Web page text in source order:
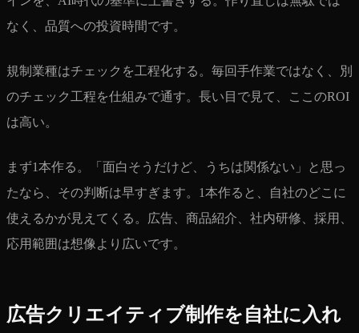
なく、品質への投資時間です。
規制業種はチェックを工程化する。毎回手作業ではなく、別
のチェック工程を仕組みで通す。長い目で見て、ここのROI
は高い。
まず1本作る。「面白そうだけど、うちは関係ない」と思っ
たなら、その判断は早すぎます。1本作ると、自社のどこに
使えるかが見えてくる。広告、商品紹介、社内研修、採用、
応用範囲は想像より広いです。
広告クリエイティブ制作を自社に入れ